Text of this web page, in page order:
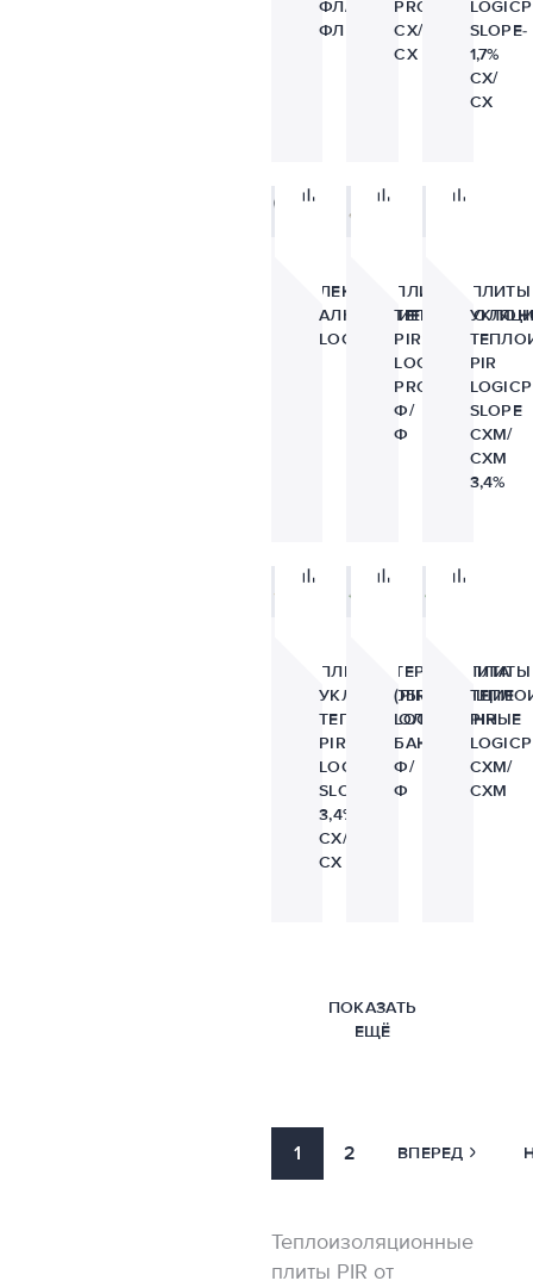
ФЛ/
ФЛ
PROF
СХ/
СХ
SLOPE-
1,7%
СХ/
СХ
ЛЕНТА
АЛЮМИНИЕВАЯ
LOGICPIR
ПЛИТЫ
PIR
LOGICPIR
PROF
Ф/
Ф
ПЛИТЫ
PIR
SLOPE
СХМ/
СХМ
3,4%
ПЛИТЫ
УКЛОНООБРАЗУЮЩИЕ
ТЕПЛОИЗОЛЯЦИОННЫЕ
PIR
LOGICPIR
SLOPE-
3,4%
СХ/
СХ
ТЕРМОПЛИТА
(PIR)
LOGICPIR
БАНЯ
Ф/
Ф
ПЛИТЫ
PIR
СХМ/
СХМ
ПОКАЗАТЬ
ЕЩЁ
1 2 ВПЕРЕД
Теплоизоляционные
плиты PIR от